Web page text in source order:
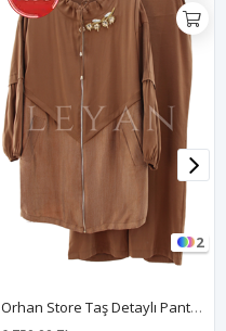
2
Orhan Store Taş Detaylı Pantolonlu Takım- LYN04574 Kahve